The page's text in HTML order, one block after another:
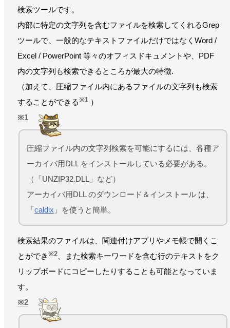
検索ツールです。
内部に特定の文字列を含むファイルを検索してくれるGrep
ツールで、一般的なテキストファイルだけではなくWord /
Excel / PowerPoint 等々のオフィスドキュメントや、PDF
内の文字列も検索できるところが最大の特徴.
（加えて、圧縮ファイル内にあるファイルの文字列も検索
することができる※1 ）
1
圧縮ファイル内の文字列検索を可能にするには、各種ア
ーカイバ用DLL をインストールしている必要がある。
（「UNZIP32.DLL」など）
アーカイバ用DLL のダウンロード＆インストール は、
「caldix 」を使うと簡単。
検索結果のファイルは、関連付けアプリやメモ帳で開くこ
とができ ※2 、また検索キーワードを含む行のテキストをク
リップボードにコピーしたりすることも可能となっていま
す。
2